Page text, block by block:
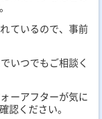
ているので、事前
いつでもご相談く
ーアフターが気に
認ください。